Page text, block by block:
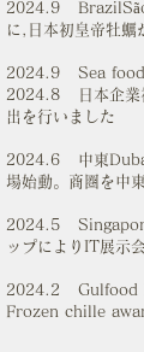
2024.9 BrazilSão
に,日本初皇帝牡蠣
2024.9 Sea food
2024.8 日本企業
出を行いました
2024.6 中東
場始動。商圏を中
2024.5
ップによりIT展示
2024.2 Gulfood
Frozen chille